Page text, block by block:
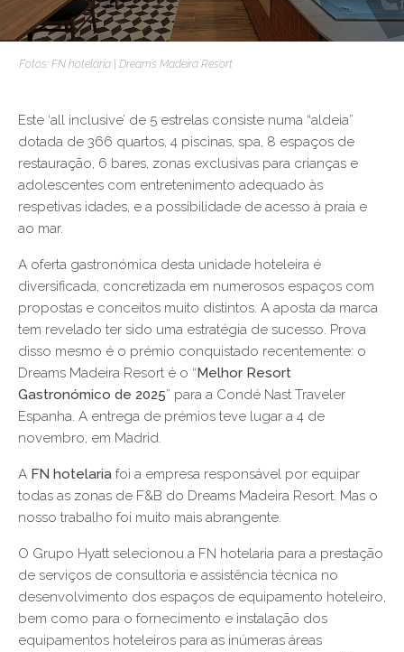
Fotos: FN hotelaria | Dreams Madeira Resort
Este ‘all inclusive’ de 5 estrelas consiste numa “aldeia”
dotada de 366 quartos, 4 piscinas, spa, 8 espaços de
restauração, 6 bares, zonas exclusivas para crianças e
adolescentes com entretenimento adequado às
respetivas idades, e a possibilidade de acesso à praia e
ao mar.
A oferta gastronómica desta unidade hoteleira é
diversificada, concretizada em numerosos espaços com
propostas e conceitos muito distintos. A aposta da marca
tem revelado ter sido uma estratégia de sucesso. Prova
disso mesmo é o prémio conquistado recentemente: o
Dreams Madeira Resort é o “Melhor Resort
Gastronómico de 2025” para a Condé Nast Traveler
Espanha. A entrega de prémios teve lugar a 4 de
novembro, em Madrid.
A FN hotelaria foi a empresa responsável por equipar
todas as zonas de F&B do Dreams Madeira Resort. Mas o
nosso trabalho foi muito mais abrangente.
O Grupo Hyatt selecionou a FN hotelaria para a prestação
de serviços de consultoria e assistência técnica no
desenvolvimento dos espaços de equipamento hoteleiro,
bem como para o fornecimento e instalação dos
equipamentos hoteleiros para as inúmeras áreas